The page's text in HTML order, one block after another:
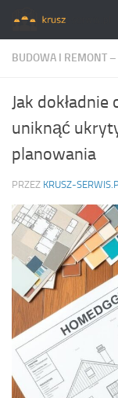
Skip to content
BUDOWA I REMONT –
Jak
uniknąć
planowania
PRZEZ KRUSZ-